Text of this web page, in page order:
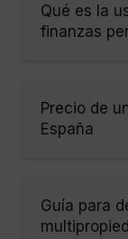
Qué es la
finanzas
Precio de
España
Guía para